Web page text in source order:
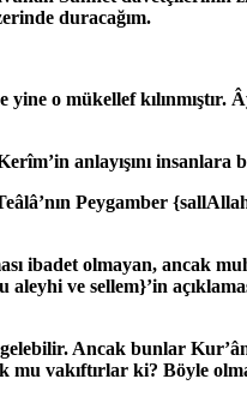
duracağım.
o mükellef kılınmıştır.
anlayışını insanlara
Peygamber
ibadet olmayan, ancak
aleyhi ve sellem}’in
gelebilir. Ancak bunlar
mu vakıftırlar ki? Böyle